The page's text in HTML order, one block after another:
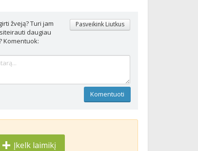
žveją? Turi jam
daugiau
Komentuok:
Pasveikink Liutkus
Komentuoti
Įkelk laimikį